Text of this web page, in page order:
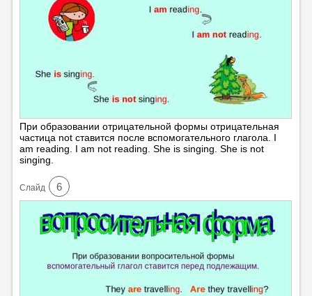
При образовании отрицательной формы отрицательная
частица not ставится после вспомогательного глагола. I
am reading. I am not reading. She is singing. She is not
singing.
Cлайд 6